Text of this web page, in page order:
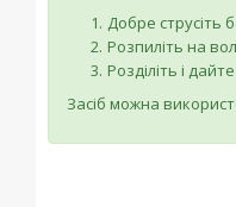
Добре струсіть
Розпиліть на
Розділіть і
Засіб можна